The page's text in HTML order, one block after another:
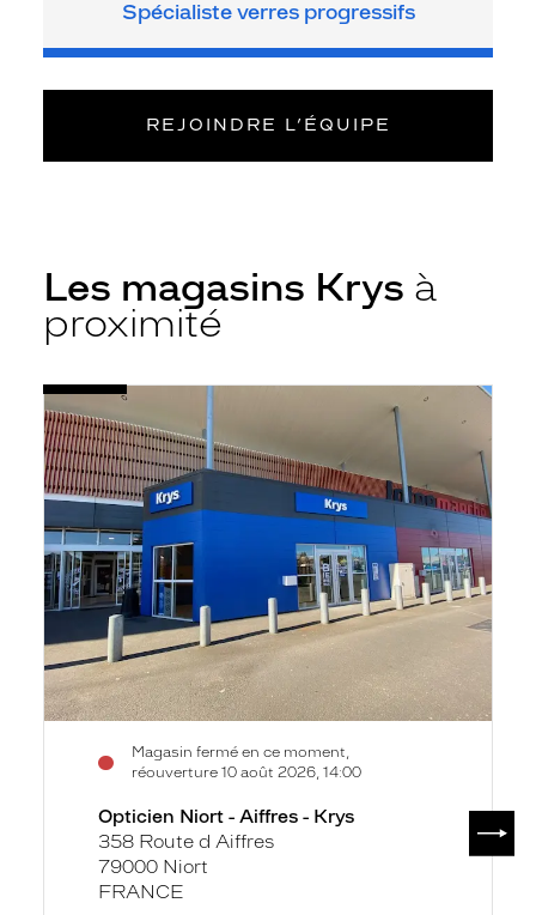
Spécialiste verres progressifs
REJOINDRE L’ÉQUIPE
Les magasins Krys à
proximité
Opticien
Niort
-
Aiffres
Krys
Magasin fermé en ce moment,
réouverture 10 août 2026, 14:00
Voir
la
fiche
Opticien Niort - Aiffres - Krys
358 Route d Aiffres
79000 Niort
FRANCE